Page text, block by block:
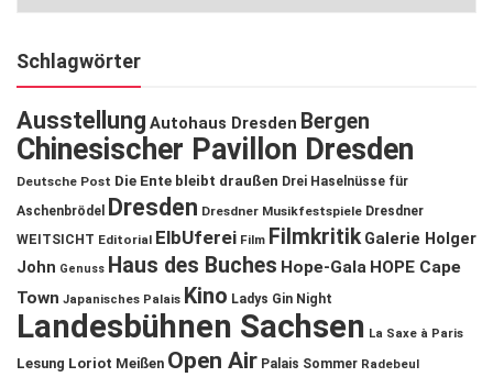
Schlagwörter
Ausstellung Autohaus Dresden Bergen
Chinesischer Pavillon Dresden
Deutsche Post Die Ente bleibt draußen Drei Haselnüsse für
Aschenbrödel
Dresden Dresdner Musikfestspiele Dresdner
WEITSICHT Editorial ElbUferei Film Filmkritik Galerie Holger
John Genuss Haus des Buches Hope-Gala HOPE Cape
Town Japanisches Palais Kino Ladys Gin Night
Landesbühnen Sachsen La Saxe à Paris
Lesung Loriot Meißen Open Air Palais Sommer Radebeul